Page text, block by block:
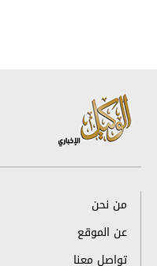
من نحن
عن الموقع
تواصل معنا